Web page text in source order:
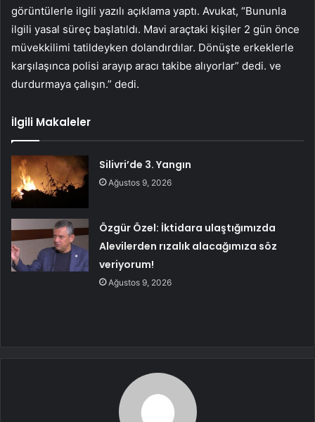
görüntülerle ilgili yazılı açıklama yaptı. Avukat, “Bununla
ilgili yasal süreç başlatıldı. Mavi araçtaki kişiler 2 gün önce
müvekkilimi tatildeyken dolandırdılar. Dönüşte erkeklerle
karşılaşınca polisi arayıp aracı takibe alıyorlar” dedi. ve
durdurmaya çalışın.” dedi.
İlgili Makaleler
Silivri’de 3. Yangın
Ağustos 9, 2026
Özgür Özel: İktidara ulaştığımızda
Alevilerden rızalık alacağımıza söz
veriyorum!
Ağustos 9, 2026